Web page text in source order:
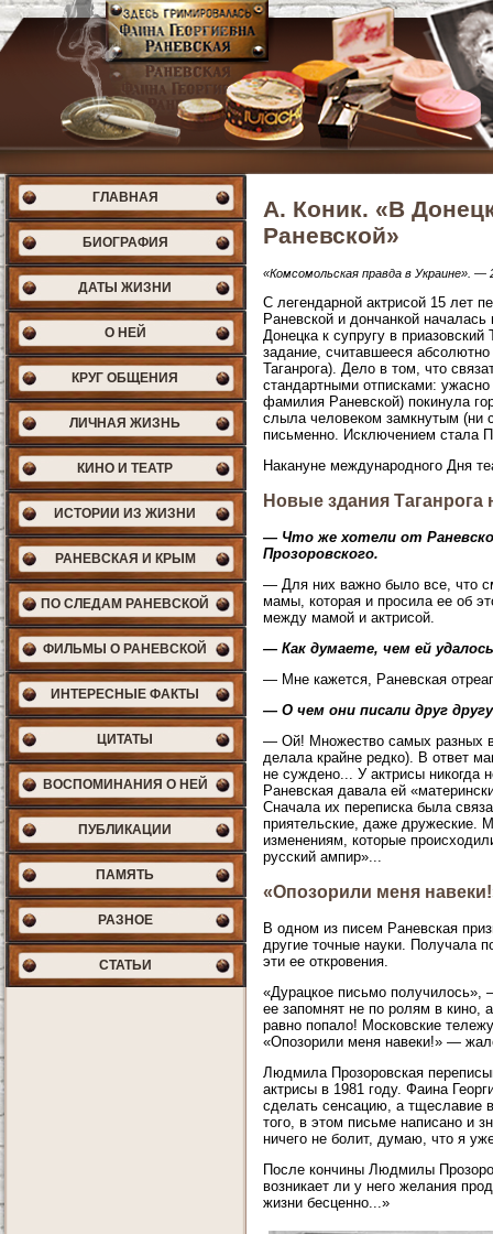
ГЛАВНАЯ
БИОГРАФИЯ
ДАТЫ ЖИЗНИ
О НЕЙ
КРУГ ОБЩЕНИЯ
ЛИЧНАЯ ЖИЗНЬ
КИНО И ТЕАТР
ИСТОРИИ ИЗ ЖИЗНИ
РАНЕВСКАЯ И КРЫМ
ПО СЛЕДАМ РАНЕВСКОЙ
ФИЛЬМЫ О РАНЕВСКОЙ
ИНТЕРЕСНЫЕ ФАКТЫ
ЦИТАТЫ
ВОСПОМИНАНИЯ О НЕЙ
ПУБЛИКАЦИИ
ПАМЯТЬ
РАЗНОЕ
СТАТЬИ
А. Коник. «В
Раневской»
«Комсомольская правда в Украине». —
С легендарной актрисой 15 лет
Раневской и дончанкой
Донецка к супругу в
задание, считавшееся
Таганрога). Дело в том, что
стандартными отписками:
фамилия Раневской) покинула
слыла человеком замкнутым (ни
письменно. Исключением стала
Накануне международного Дня
Новые здания
— Что же хотели от
Прозоровского.
— Для них важно было все, что
мамы, которая и просила ее об
между мамой и актрисой.
— Как думаете, чем ей
— Мне кажется, Раневская
— О чем они писали друг
— Ой! Множество самых разных
делала крайне редко). В ответ
не суждено... У актрисы никогда
Раневская давала ей
Сначала их переписка была
приятельские, даже дружеские.
изменениям, которые
русский ампир»...
«Опозорили меня
В одном из писем Раневская
другие точные науки. Получала
эти ее откровения.
«Дурацкое письмо получилось»,
ее запомнят не по ролям в кино,
равно попало! Московские
«Опозорили меня навеки!» —
Людмила Прозоровская
актрисы в 1981 году. Фаина
сделать сенсацию, а тщеславие
того, в этом письме написано и
ничего не болит, думаю, что я
После кончины Людмилы
возникает ли у него желания
жизни бесценно...»